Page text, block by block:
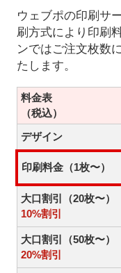
ウェブポの印刷サ
刷方式により印刷
ンではご注文枚数
たします。
料金表
（税込）
デザイン
印刷料金（1枚〜）
大口割引（20枚〜）
10%割引
大口割引（50枚〜）
20%割引